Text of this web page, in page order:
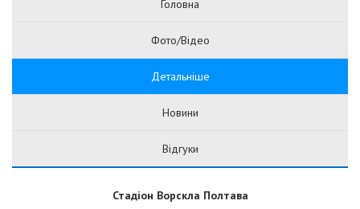
Головна
Фото/Відео
Детальніше
Новини
Відгуки
Стадіон Ворскла Полтава